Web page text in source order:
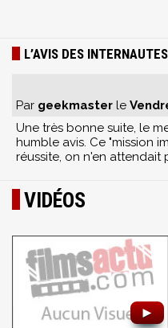
L’AVIS DES INTERNAUTES
Par geekmaster le
Une très bonne suite, le
humble avis. Ce "mission
réussite, on n'en attendait
VIDÉOS
►